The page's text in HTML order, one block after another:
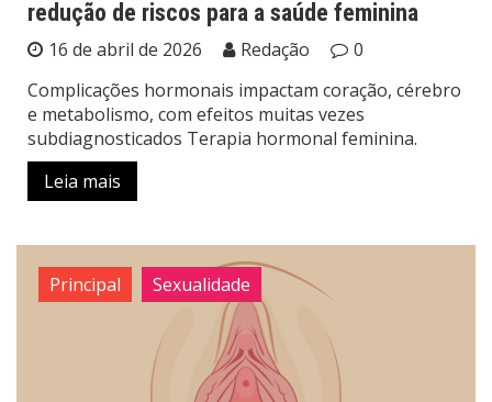
redução de riscos para a saúde feminina
16 de abril de 2026 Redação
0
Complicações hormonais impactam coração, cérebro
e metabolismo, com efeitos muitas vezes
subdiagnosticados Terapia hormonal feminina.
Leia mais
Principal Sexualidade